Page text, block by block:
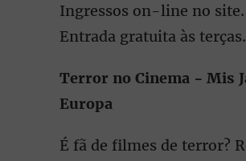
Ingressos on-line no site.
Entrada gratuita às terças.
Terror no Cinema - Mis
Europa
É fã de filmes de terror?